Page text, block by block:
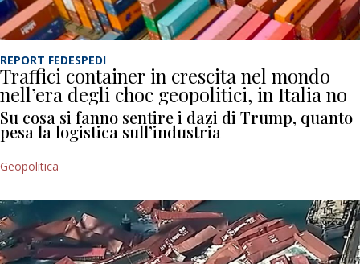
REPORT FEDESPEDI
Traffici container in crescita nel mondo
nell’era degli choc geopolitici, in Italia no
Su cosa si fanno sentire i dazi di Trump, quanto
pesa la logistica sull’industria
Geopolitica